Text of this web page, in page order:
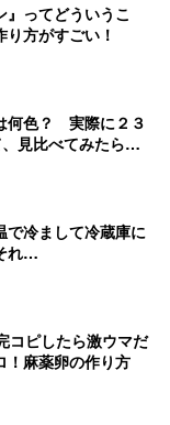
ってどういうこ
方がすごい！
何色？ 実際に２３
見比べてみたら…
で冷まして冷蔵庫に
れ…
コピしたら激ウマだ
麻薬卵の作り方